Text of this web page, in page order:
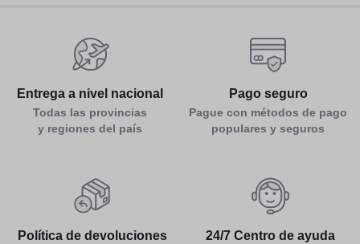
Entrega a nivel nacional
Todas las provincias
y regiones del país
Pago seguro
Pague con métodos de pago
populares y seguros
Política de devoluciones 24/7 Centro de ayuda